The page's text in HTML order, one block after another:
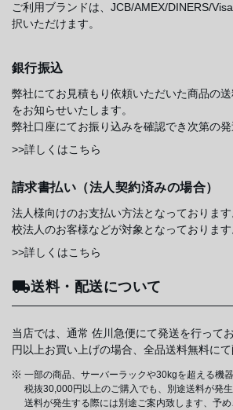
ご利用ブランドは、JCB/AMEX/DINERS/
択いただけます。
銀行振込
弊社にてお見積もり依頼いただいた商品の
をお知らせいたします。
弊社口座にてお振り込みを確認でき次第の発
>>詳しくはこちら
請求書払い（法人契約済みの場合）
法人様向けのお支払い方法となっておりま
校法人のお客様などが対象となっております
>>詳しくはこちら
送料・配送について
当店では、通常 佐川急便にて発送を行って
円以上お買い上げの場合、全品送料無料にて
一部の商品、サーバーラックや30kgを超える機
税抜30,000円以上のご購入でも、別途送料が発生
送料が発生する際には別途ご案内致します、予め